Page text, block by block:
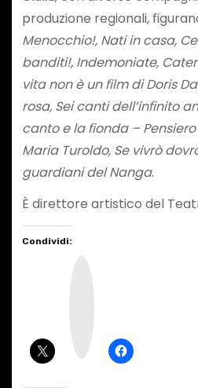
produzione regionali,
Menocchio!, Nati in casa,
banditi!, Indemoniate,
vita non è un film di Doris
rosa, Sei canti dell’infinito
canto e la fionda –
Maria Turoldo, Se vivrò
guardiani del Nanga.
È direttore artistico del
Condividi: